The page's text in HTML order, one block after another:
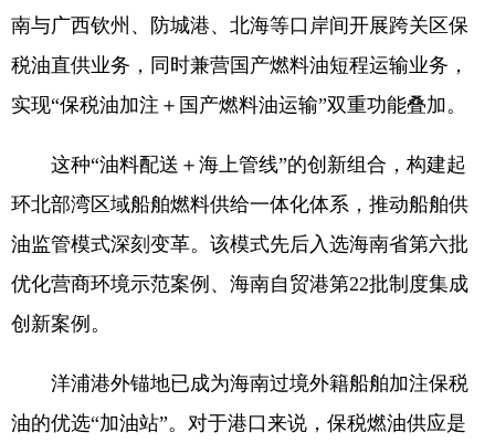
南与广西钦州、防城港、北海等口岸间开展跨关区保
税油直供业务，同时兼营国产燃料油短程运输业务，
实现“保税油加注＋国产燃料油运输”双重功能叠加。
这种“油料配送＋海上管线”的创新组合，构建起
环北部湾区域船舶燃料供给一体化体系，推动船舶供
油监管模式深刻变革。该模式先后入选海南省第六批
优化营商环境示范案例、海南自贸港第22批制度集成
创新案例。
洋浦港外锚地已成为海南过境外籍船舶加注保税
油的优选“加油站”。对于港口来说，保税燃油供应是